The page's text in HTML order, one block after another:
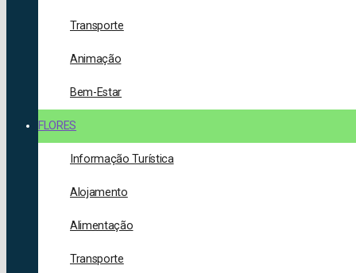
Transporte
Animação
Bem-Estar
FLORES
Informação Turística
Alojamento
Alimentação
Transporte